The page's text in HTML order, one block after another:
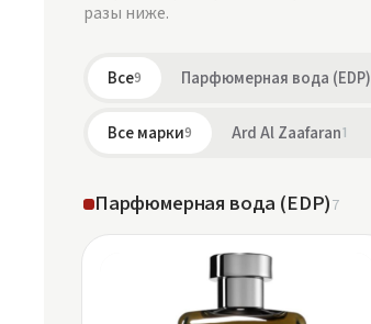
разы ниже.
Все9 Парфюмерная вода (EDP)
Все марки9 Ard Al Zaafaran1
Парфюмерная вода (EDP)7